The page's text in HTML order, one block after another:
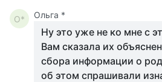
О* Ольга *
Ну это уже не ко мне с
Вам сказала их
сбора информации о
об этом спрашивали